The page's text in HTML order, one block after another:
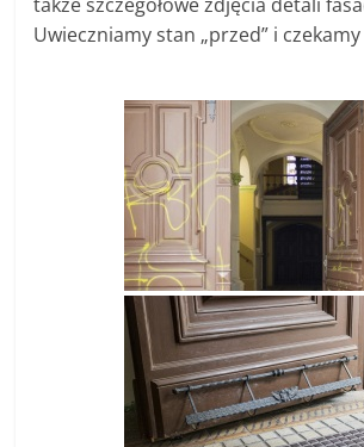
Uwieczniamy stan „przed” i czekamy